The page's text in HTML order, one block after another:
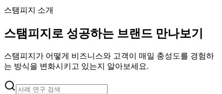
스탬피지 소개
스탬피지로 성공하는 브랜드 만나보기
스탬피지가 어떻게 비즈니스와 고객이 매일 충성도를 경험하
는 방식을 변화시키고 있는지 알아보세요.